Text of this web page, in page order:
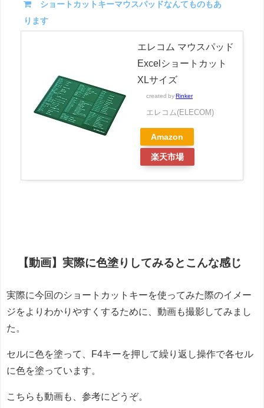
ショートカットキーマウスパッドなんてものもあ
ります
エレコム マウスパッド
Excelショートカット
XLサイズ
created by Rinker
エレコム(ELECOM)
Amazon
楽天市場
【動画】実際に色塗りしてみるとこんな感じ
実際に今回のショートカットキーを使ってみた際のイメー
ジをよりわかりやすくするために、動画も撮影してみまし
た。
セルに色を塗って、F4キーを押して繰り返し操作で各セル
に色を塗っています。
こちらも動画も、参考にどうぞ。